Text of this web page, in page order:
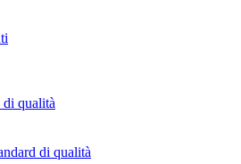
di qualità
di qualità